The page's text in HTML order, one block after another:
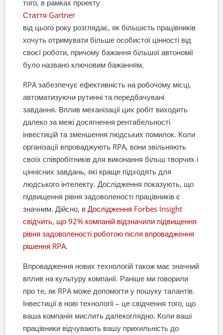
того, в рамках проекту
Стаття Gartner
від цього року розглядає, як більшість працівників
хочуть отримувати більше особистої цінності від
своєї роботи, причому бажання більшої автономії
було названо ключовим бажанням.
RPA забезпечує ефективність на робочому місці,
автоматизуючи рутинні та передбачувані
завдання. Вплив механізації цих робіт виходить
далеко за межі досягнення рентабельності
інвестицій та зменшення людських помилок. Коли
організації впроваджують RPA, вони звільняють
своїх співробітників для виконання більш творчих і
ціннісних завдань, які краще підходять для
людського інтелекту. Дослідження показують, що
підвищення рівня задоволеності працівників є
значним. Дійсно, в Дослідження Forbes Insight
свідчить, що 92% компаній відзначили підвищення
рівня задоволеності роботою після впровадження
рішення RPA.
Впровадження нових технологій також має значний
вплив на культуру компанії. Раніше ми говорили
про те, як RPA може допомогти у пошуку талантів.
Інвестиції в нові технології – це свідчення того, що
ваша компанія мислить далекоглядно. Коли ваші
працівники відчувають вашу прихильність до